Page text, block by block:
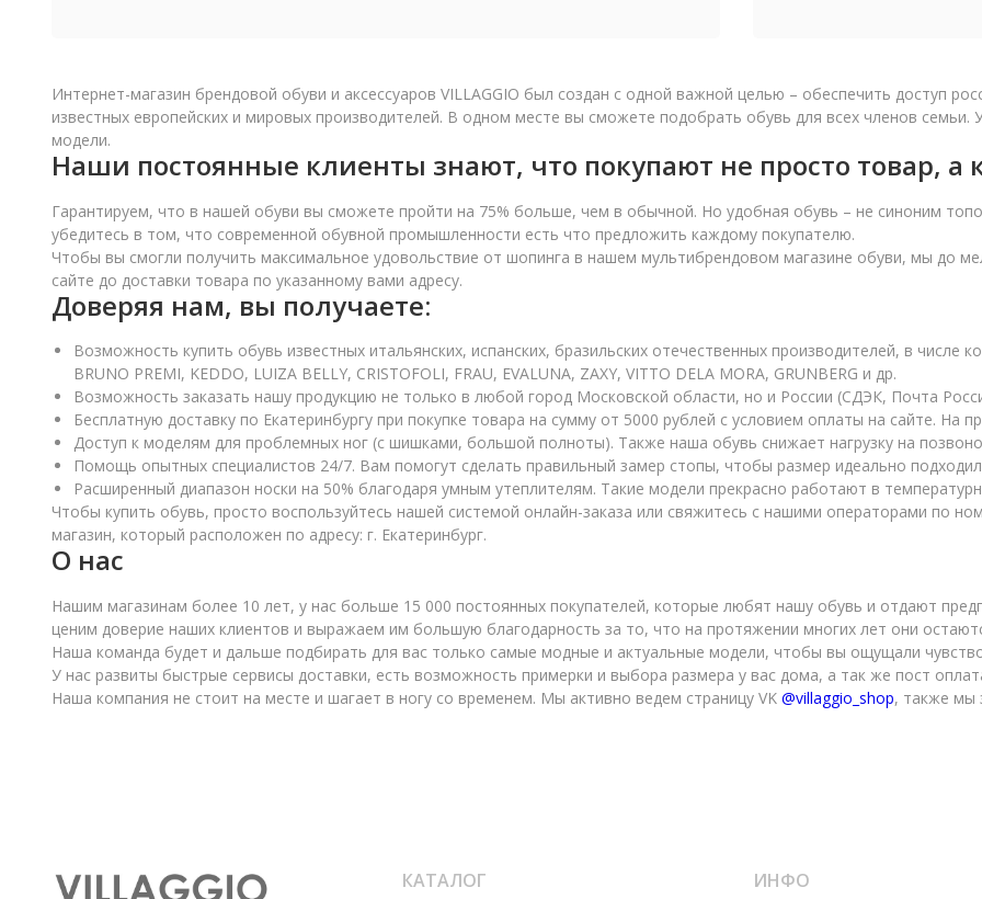
Интернет-магазин брендовой обуви и аксессуаров VILLAGGIO был создан с одной важной целью – обеспечить доступ
известных европейских и мировых производителей. В одном месте вы сможете подобрать обувь для всех членов семьи.
модели.
Наши постоянные клиенты знают, что покупают не просто товар, а
Гарантируем, что в нашей обуви вы сможете пройти на 75% больше, чем в обычной. Но удобная обувь – не синоним
убедитесь в том, что современной обувной промышленности есть что предложить каждому покупателю.
Чтобы вы смогли получить максимальное удовольствие от шопинга в нашем мультибрендовом магазине обуви, мы до
сайте до доставки товара по указанному вами адресу.
Доверяя нам, вы получаете:
Возможность купить обувь известных итальянских, испанских, бразильских отечественных производителей, в числе
BRUNO PREMI, KEDDO, LUIZA BELLY, CRISTOFOLI, FRAU, EVALUNA, ZAXY, VITTO DELA MORA, GRUNBERG и др.
Возможность заказать нашу продукцию не только в любой город Московской области, но и России (СДЭК, Почта
Бесплатную доставку по Екатеринбургу при покупке товара на сумму от 5000 рублей с условием оплаты на сайте. На
Доступ к моделям для проблемных ног (с шишками, большой полноты). Также наша обувь снижает нагрузку на
Помощь опытных специалистов 24/7. Вам помогут сделать правильный замер стопы, чтобы размер идеально
Расширенный диапазон носки на 50% благодаря умным утеплителям. Такие модели прекрасно работают в
Чтобы купить обувь, просто воспользуйтесь нашей системой онлайн-заказа или свяжитесь с нашими операторами по
магазин, который расположен по адресу: г. Екатеринбург.
О нас
Нашим магазинам более 10 лет, у нас больше 15 000 постоянных покупателей, которые любят нашу обувь и отдают
ценим доверие наших клиентов и выражаем им большую благодарность за то, что на протяжении многих лет они
Наша команда будет и дальше подбирать для вас только самые модные и актуальные модели, чтобы вы ощущали
У нас развиты быстрые сервисы доставки, есть возможность примерки и выбора размера у вас дома, а так же пост
Наша компания не стоит на месте и шагает в ногу со временем. Мы активно ведем страницу VK @villaggio_shop, также мы
КАТАЛОГ ИНФО